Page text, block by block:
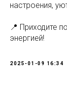
настроения,
📍 Приходите
энергией!
2025-01-09 16:34